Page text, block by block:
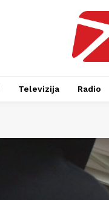
Televizija Radio